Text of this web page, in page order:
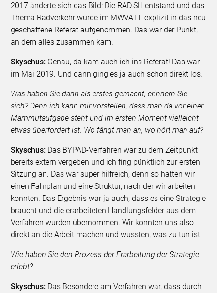
2017 änderte sich das Bild: Die RAD.SH entstand und das
Thema Radverkehr wurde im MWVATT explizit in das neu
geschaffene Referat aufgenommen. Das war der Punkt,
an dem alles zusammen kam.
Skyschus: Genau, da kam auch ich ins Referat! Das war
im Mai 2019. Und dann ging es ja auch schon direkt los.
Was haben Sie dann als erstes gemacht, erinnern Sie
sich? Denn ich kann mir vorstellen, dass man da vor einer
Mammutaufgabe steht und im ersten Moment vielleicht
etwas überfordert ist. Wo fängt man an, wo hört man auf?
Skyschus: Das BYPAD-Verfahren war zu dem Zeitpunkt
bereits extern vergeben und ich fing pünktlich zur ersten
Sitzung an. Das war super hilfreich, denn so hatten wir
einen Fahrplan und eine Struktur, nach der wir arbeiten
konnten. Das Ergebnis war ja auch, dass es eine Strategie
braucht und die erarbeiteten Handlungsfelder aus dem
Verfahren wurden übernommen. Wir konnten uns also
direkt an die Arbeit machen und wussten, was zu tun ist.
Wie haben Sie den Prozess der Erarbeitung der Strategie
erlebt?
Skyschus: Das Besondere am Verfahren war, dass durch